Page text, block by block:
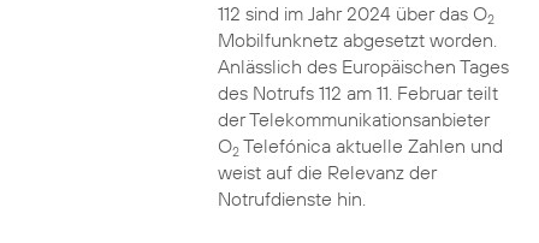
112 sind im Jahr 2024 über das O2
Mobilfunknetz abgesetzt worden.
Anlässlich des Europäischen Tages
des Notrufs 112 am 11. Februar teilt
der Telekommunikationsanbieter
O2Telefónica aktuelle Zahlen und
weist auf die Relevanz der
Notrufdienste hin.